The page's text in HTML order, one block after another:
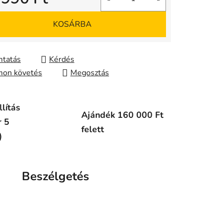
KOSÁRBA
Kérdés
követés
Megosztás
5
Ajándék 160 000 Ft
felett
Beszélgetés